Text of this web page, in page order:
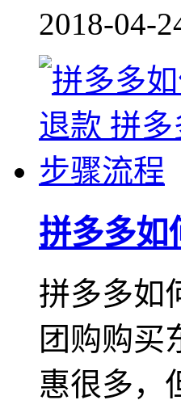
2018-04-
拼多多如
拼多多如
团购购买
惠很多，